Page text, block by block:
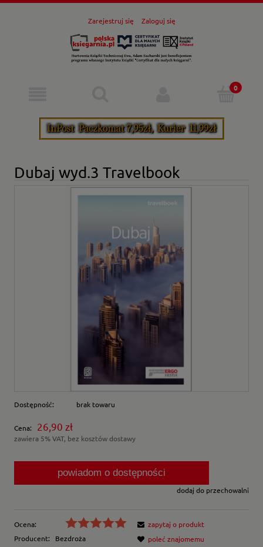
Zarejestruj się Zaloguj się
Dubaj wyd.3 Travelbook
Dostępność: brak towaru
Cena: 26,90 zł
zawiera 5% VAT, bez kosztów dostawy
powiadom o dostępności
dodaj do przechowalni
Ocena:
Producent:
Bezdroża
zapytaj o produkt
poleć znajomemu